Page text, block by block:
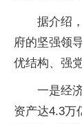
据介绍
府的坚强领
优结构、强
一是经
资产达4.3万